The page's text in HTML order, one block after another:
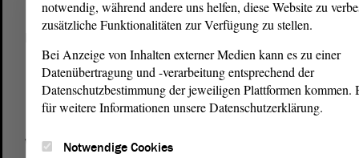
Landtagvon Sachsen-Anhalt
Domplatz 6–9
39104 Magdeburg
Wegbeschreibung
notwendig, während andere uns helfen, diese Website zu
zusätzliche Funktionalitäten zur Verfügung zu stellen.
Bei Anzeige von Inhalten externer Medien kann es zu einer
Datenübertragung und -verarbeitung entsprechend der
Datenschutzbestimmung der jeweiligen Plattformen kommen.
für weitere Informationen unsere Datenschutzerklärung.
Notwendige Cookies